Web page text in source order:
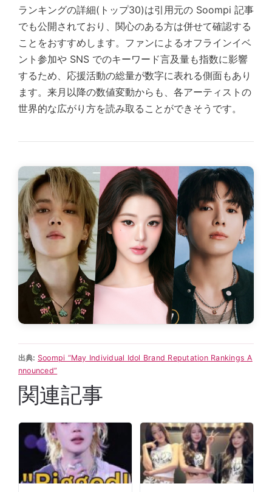
ランキングの詳細(トップ30)は引用元の Soompi 記事
でも公開されており、関心のある方は併せて確認する
ことをおすすめします。ファンによるオフラインイベ
ント参加や SNS でのキーワード言及量も指数に影響
するため、応援活動の総量が数字に表れる側面もあり
ます。来月以降の数値変動からも、各アーティストの
世界的な広がり方を読み取ることができそうです。
出典: Soompi “May Individual Idol Brand Reputation Rankings A
nnounced”
関連記事